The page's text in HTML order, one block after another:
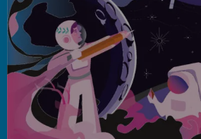
In
het
basisonderwijs